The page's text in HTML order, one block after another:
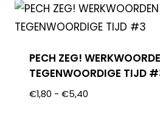
PECH ZEG!
TEGENWOORDIGE TIJD
€1,80 - €5,40